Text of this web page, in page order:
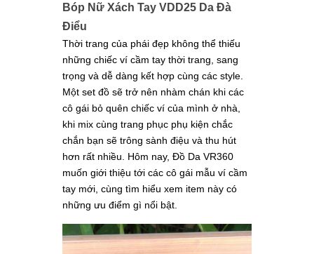
Bóp Nữ Xách Tay VDD25 Da Đà
Điểu
Thời trang của phái đẹp không thể thiếu
những chiếc ví cầm tay thời trang, sang
trọng và dễ dàng kết hợp cùng các style
Một set đồ sẽ trở nên nhàm chán khi các
cô gái bỏ quên chiếc ví của mình ở nhà,
khi mix cùng trang phục phụ kiện chắc
chắn bạn sẽ trông sành điệu và thu hút
hơn rất nhiều. Hôm nay, Đồ Da VR360
muốn giới thiệu tới các cô gái mẫu ví cầm
tay mới, cùng tìm hiểu xem item này có
những ưu điểm gì nổi bật.